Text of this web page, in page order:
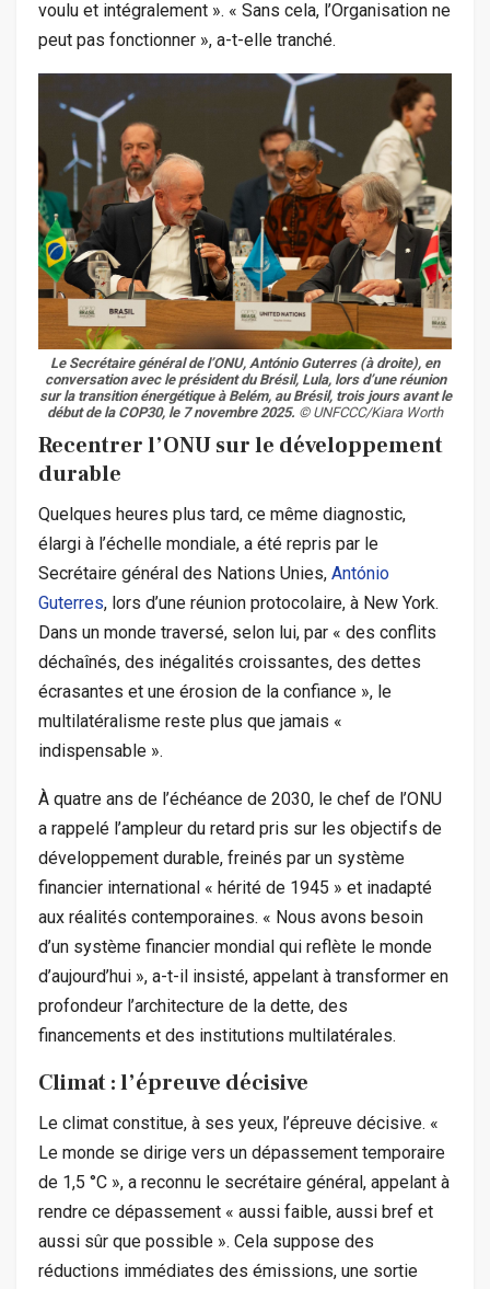
voulu et intégralement ». « Sans cela, l’Organisation ne
peut pas fonctionner », a-t-elle tranché.
Le Secrétaire général de l’ONU, António Guterres (à droite), en
conversation avec le président du Brésil, Lula, lors d’une réunion
sur la transition énergétique à Belém, au Brésil, trois jours avant le
début de la COP30, le 7 novembre 2025. © UNFCCC/Kiara Worth
Recentrer l’ONU sur le développement
durable
Quelques heures plus tard, ce même diagnostic,
élargi à l’échelle mondiale, a été repris par le
Secrétaire général des Nations Unies, António
Guterres, lors d’une réunion protocolaire, à New York.
Dans un monde traversé, selon lui, par « des conflits
déchaînés, des inégalités croissantes, des dettes
écrasantes et une érosion de la confiance », le
multilatéralisme reste plus que jamais «
indispensable ».
À quatre ans de l’échéance de 2030, le chef de l’ONU
a rappelé l’ampleur du retard pris sur les objectifs de
développement durable, freinés par un système
financier international « hérité de 1945 » et inadapté
aux réalités contemporaines. « Nous avons besoin
d’un système financier mondial qui reflète le monde
d’aujourd’hui », a-t-il insisté, appelant à transformer en
profondeur l’architecture de la dette, des
financements et des institutions multilatérales.
Climat : l’épreuve décisive
Le climat constitue, à ses yeux, l’épreuve décisive. «
Le monde se dirige vers un dépassement temporaire
de 1,5 °C », a reconnu le secrétaire général, appelant à
rendre ce dépassement « aussi faible, aussi bref et
aussi sûr que possible ». Cela suppose des
réductions immédiates des émissions, une sortie